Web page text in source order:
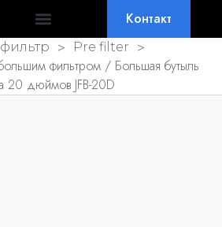
Контакт
> Pre filter
>
фильтром / Большая бутыль
20 дюймов JFB-20D